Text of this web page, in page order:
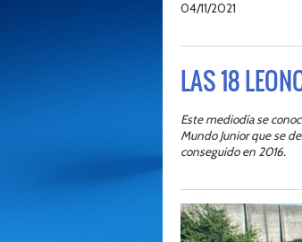
04/11/2021
LAS 18
Este mediodía se
Mundo Junior que se
conseguido en 2016.